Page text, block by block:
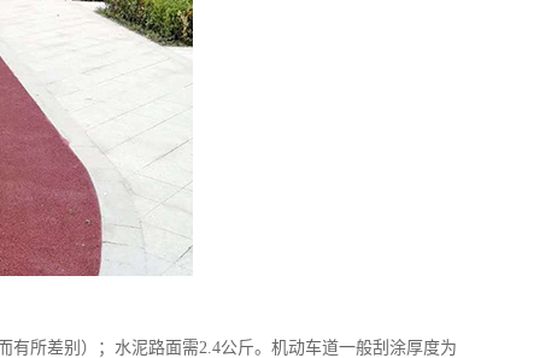
有所差别）；水泥路面需2.4公斤。机动车道一般刮涂厚度为